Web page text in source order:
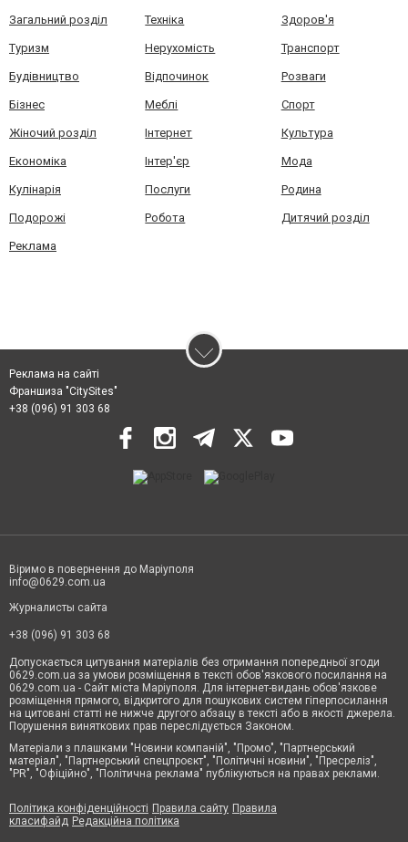
Загальний розділ Техніка Здоров'я
Туризм Нерухомість Транспорт
Будівництво Відпочинок Розваги
Бізнес Меблі Спорт
Жіночий розділ Інтернет Культура
Економіка Інтер'єр Мода
Кулінарія Послуги Родина
Подорожі Робота Дитячий розділ
Реклама
Реклама на сайті
Франшиза "CitySites"
+38 (096) 91 303 68
Віримо в повернення до Маріуполя
info@0629.com.ua
Журналисты сайта
+38 (096) 91 303 68
Допускається цитування матеріалів без отримання попередньої згоди
0629.com.ua за умови розміщення в тексті обов'язкового посилання на
0629.com.ua - Сайт міста Маріуполя. Для інтернет-видань обов'язкове
розміщення прямого, відкритого для пошукових систем гіперпосилання
на цитовані статті не нижче другого абзацу в тексті або в якості джерела.
Порушення виняткових прав переслідується Законом.
Матеріали з плашками "Новини компаній", "Промо", "Партнерський
матеріал", "Партнерський спецпроєкт", "Політичні новини", "Пресреліз",
"PR", "Офіційно", "Політична реклама" публікуються на правах реклами.
Політика конфіденційності Правила сайту Правила
класифайд Редакційна політика